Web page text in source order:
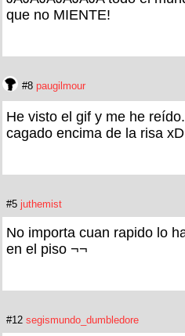
que no MIENTE!
#8 paugilmour
He visto el gif y me he
cagado encima de la risa xD
#5 juthemist
No importa cuan rapido lo
en el piso ¬¬
#12 segismundo_dumbledore